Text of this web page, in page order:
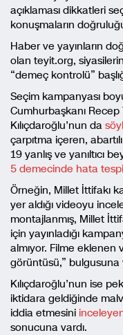
açıklaması dikkatleri
konuşmaların
Haber ve yayınların
olan teyit.org,
“demeç kontrolü”
Seçim kampanyası
Cumhurbaşkanı
Kılıçdaroğlu’nun da
çarpıtma içeren,
19 yanlış ve yanıltıcı
5 demecinde hata
Örneğin, Millet İttifakı
yer aldığı videoyu
montajlanmış, Millet
için yayınladığı
almıyor. Filme eklenen
görüntüsü,” bulgusuna
Kılıçdaroğlu’nun ise
iktidara geldiğinde
iddia etmesini
sonucuna vardı.